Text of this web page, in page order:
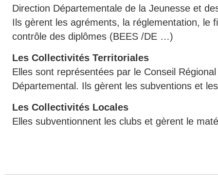
Direction Départementale de la Jeunesse et
Ils gèrent les agréments, la réglementation, le
contrôle des diplômes (BEES /DE …)
Les Collectivités Territoriales
Elles sont représentées par le Conseil
Départemental. Ils gèrent les subventions et
Les Collectivités Locales
Elles subventionnent les clubs et gèrent le